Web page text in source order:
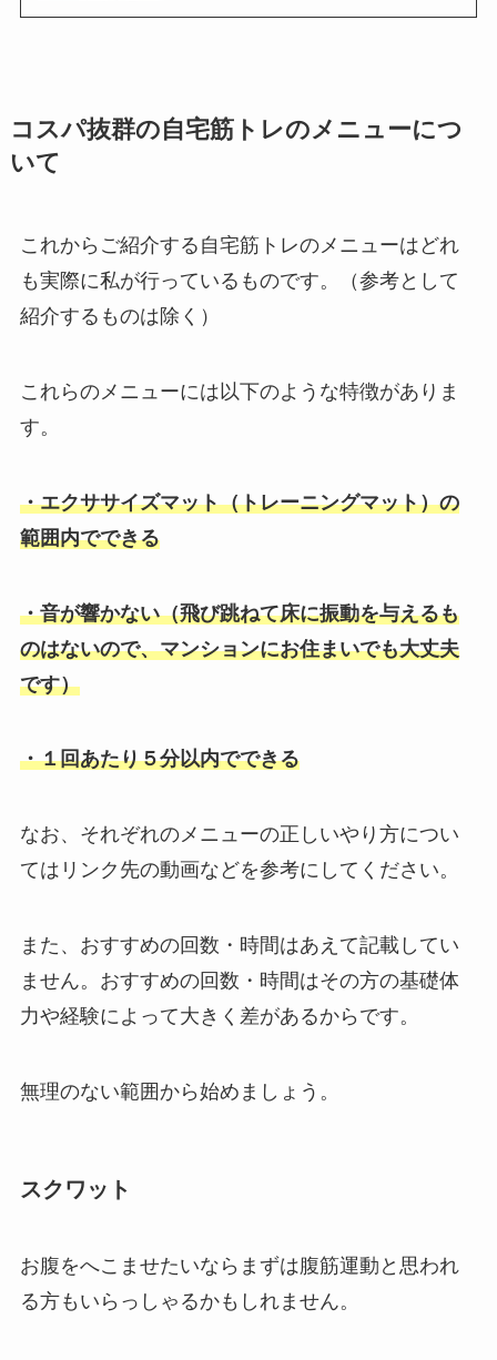
コスパ抜群の自宅筋トレのメニューにつ
いて
これからご紹介する自宅筋トレのメニューはどれ
も実際に私が行っているものです。（参考として
紹介するものは除く）
これらのメニューには以下のような特徴がありま
す。
・エクササイズマット（トレーニングマット）の
範囲内でできる
・音が響かない（飛び跳ねて床に振動を与えるも
のはないので、マンションにお住まいでも大丈夫
です）
・１回あたり５分以内でできる
なお、それぞれのメニューの正しいやり方につい
てはリンク先の動画などを参考にしてください。
また、おすすめの回数・時間はあえて記載してい
ません。おすすめの回数・時間はその方の基礎体
力や経験によって大きく差があるからです。
無理のない範囲から始めましょう。
スクワット
お腹をへこませたいならまずは腹筋運動と思われ
る方もいらっしゃるかもしれません。